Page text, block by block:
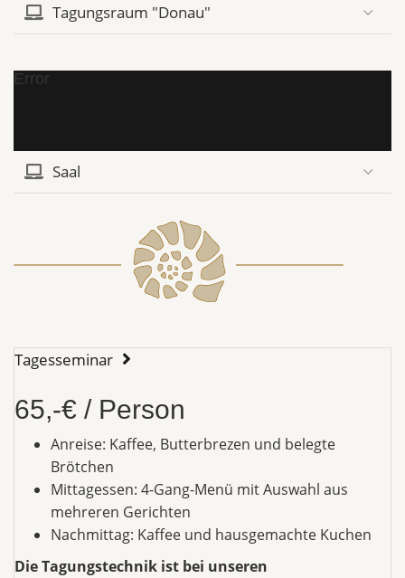
Tagungsraum "Donau"
Error
Saal
Tagesseminar
65,-€ / Person
Anreise: Kaffee, Butterbrezen und belegte
Brötchen
Mittagessen: 4-Gang-Menü mit Auswahl aus
mehreren Gerichten
Nachmittag: Kaffee und hausgemachte Kuchen
Die Tagungstechnik ist bei unseren